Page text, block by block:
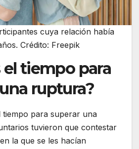
cuya relación había
Crédito: Freepik
el tiempo para
ruptura?
para superar una
tuvieron que contestar
la que se les hacían